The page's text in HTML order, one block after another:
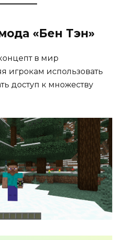
«Бен Тэн»
в мир
игрокам использовать
доступ к множеству